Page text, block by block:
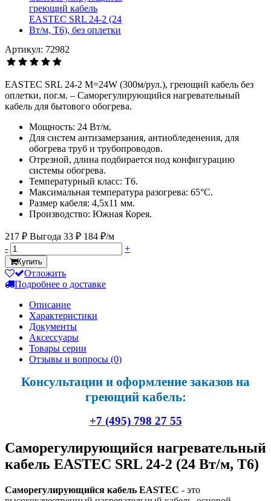
Артикул: 72982
EASTEC SRL 24-2 M=24W (300м/рул.), греющий кабель без
оплетки, пог.м. – Саморегулирующийся нагревательный
кабель для бытового обогрева.
Мощность: 24 Вт/м.
Для систем антизамерзания, антиобледенения, для
обогрева труб и трубопроводов.
Отрезной, длина подбирается под конфигурацию
системы обогрева.
Температурный класс: Т6.
Максимальная температура разогрева: 65°С.
Размер кабеля: 4,5х11 мм.
Производство: Южная Корея.
217 ₽ Выгода 33 ₽ 184 ₽/м
-
+
Купить
Отложить
Подробнее о доставке
Описание
Характеристики
Документы
Аксессуары
Товары серии
Отзывы и вопросы (0)
Консультации и оформление заказов на
греющий кабель:
+7 (495) 798 27 55
Саморегулирующийся нагревательный
кабель EASTEC SRL 24-2 (24 Вт/м, Т6)
Саморегулирующийся кабель EASTEC - это